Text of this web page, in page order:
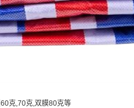
克,70克,双膜80克等